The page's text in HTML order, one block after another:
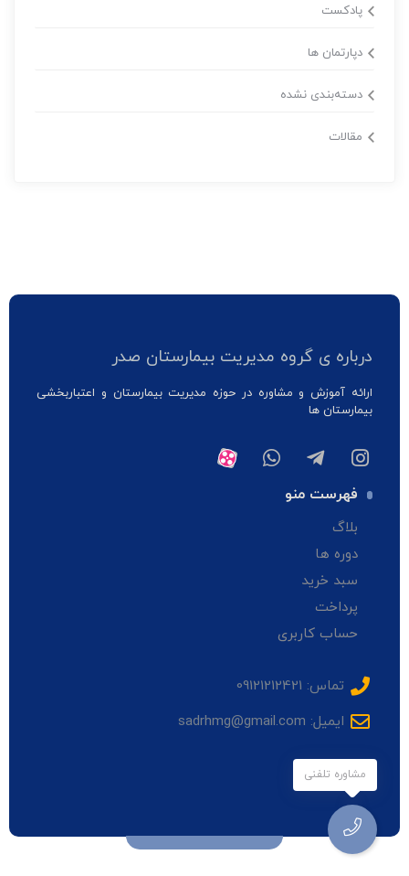
پادکست
دپارتمان ها
دسته‌بندی نشده
مقالات
درباره ی گروه مدیریت بیمارستان صدر
ارائه آموزش و مشاوره در حوزه مدیریت بیمارستان و اعتباربخشی
بیمارستان ها
فهرست منو
بلاگ
دوره ها
سبد خرید
پرداخت
حساب کاربری
تماس: 09121212421
ایمیل: sadrhmg@gmail.com
مشاوره تلفنی